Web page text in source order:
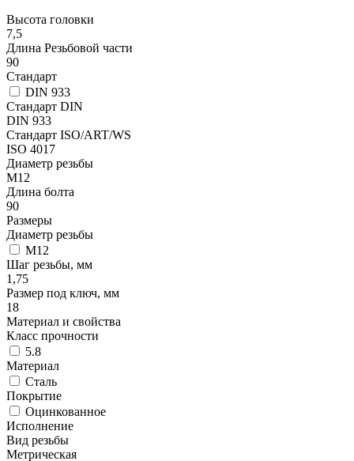
Высота головки
7,5
Длина Резьбовой части
90
Стандарт
DIN 933
Стандарт DIN
DIN 933
Стандарт ISO/ART/WS
ISO 4017
Диаметр резьбы
М12
Длина болта
90
Размеры
Диаметр резьбы
М12
Шаг резьбы, мм
1,75
Размер под ключ, мм
18
Материал и свойства
Класс прочности
5.8
Материал
Сталь
Покрытие
Оцинкованное
Исполнение
Вид резьбы
Метрическая